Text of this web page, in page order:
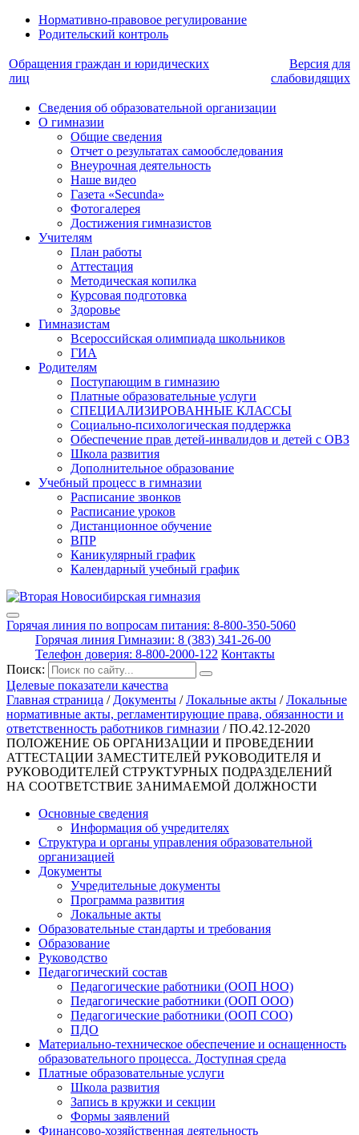
Нормативно-правовое регулирование
Родительский контроль
Обращения граждан и юридических
лиц
Версия для
слабовидящих
Сведения об образовательной организации
О гимназии
Общие сведения
Отчет о результатах самообследования
Внеурочная деятельность
Наше видео
Газета «Secunda»
Фотогалерея
Достижения гимназистов
Учителям
План работы
Аттестация
Методическая копилка
Курсовая подготовка
Здоровье
Гимназистам
Всероссийская олимпиада школьников
ГИА
Родителям
Поступающим в гимназию
Платные образовательные услуги
СПЕЦИАЛИЗИРОВАННЫЕ КЛАССЫ
Социально-психологическая поддержка
Обеспечение прав детей-инвалидов и детей с ОВЗ
Школа развития
Дополнительное образование
Учебный процесс в гимназии
Расписание звонков
Расписание уроков
Дистанционное обучение
ВПР
Каникулярный график
Календарный учебный график
Горячая линия по вопросам питания: 8-800-350-5060
Горячая линия Гимназии: 8 (383) 341-26-00
Телефон доверия: 8-800-2000-122 Контакты
Поиск:
Целевые показатели качества
Главная страница / Документы /Локальные акты /Локальные
нормативные акты, регламентирующие права, обязанности и
ответственность работников гимназии /ПО.42.12-2020
ПОЛОЖЕНИЕ ОБ ОРГАНИЗАЦИИ И ПРОВЕДЕНИИ
АТТЕСТАЦИИ ЗАМЕСТИТЕЛЕЙ РУКОВОДИТЕЛЯ И
РУКОВОДИТЕЛЕЙ СТРУКТУРНЫХ ПОДРАЗДЕЛЕНИЙ
НА СООТВЕТСТВИЕ ЗАНИМАЕМОЙ ДОЛЖНОСТИ
Основные сведения
Информация об учредителях
Структура и органы управления образовательной
организацией
Документы
Учредительные документы
Программа развития
Локальные акты
Образовательные стандарты и требования
Образование
Руководство
Педагогический состав
Педагогические работники (ООП НОО)
Педагогические работники (ООП ООО)
Педагогические работники (ООП СОО)
ПДО
Материально-техническое обеспечение и оснащенность
образовательного процесса. Доступная среда
Платные образовательные услуги
Школа развития
Запись в кружки и секции
Формы заявлений
Финансово-хозяйственная деятельность